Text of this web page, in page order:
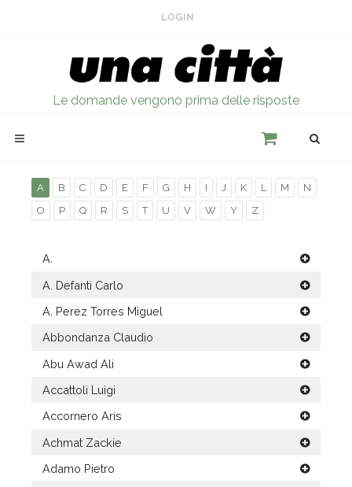
LOGIN
Le domande vengono prima delle risposte
A B C D E F G H I J K L M
N
O
P Q R S T U V W Y Z
A.
A. Defanti Carlo
A. Perez Torres Miguel
Abbondanza Claudio
Abu Awad Ali
Accattoli Luigi
Accornero Aris
Achmat Zackie
Adamo Pietro